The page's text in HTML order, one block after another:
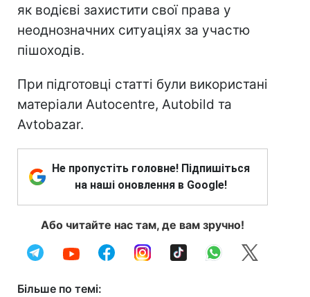
як водієві захистити свої права у
неоднозначних ситуаціях за участю
пішоходів.
При підготовці статті були використані
матеріали Autocentre, Autobild та
Avtobazar.
Не пропустіть головне! Підпишіться
на наші оновлення в Google!
Або читайте нас там, де вам зручно!
Більше по темі: